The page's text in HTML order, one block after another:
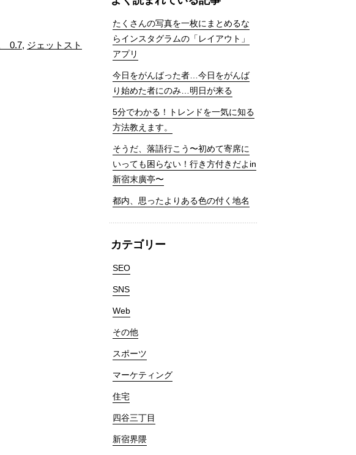
0.7, ジェットスト
たくさんの写真を一枚にまとめるな
らインスタグラムの「レイアウト」
アプリ
今日をがんばった者…今日をがんば
り始めた者にのみ…明日が来る
5分でわかる！トレンドを一気に知る
方法教えます。
そうだ、落語行こう〜初めて寄席に
いっても困らない！行き方付きだよin
新宿末廣亭〜
都内、思ったよりある色の付く地名
カテゴリー
SEO
SNS
Web
その他
スポーツ
マーケティング
住宅
四谷三丁目
新宿界隈